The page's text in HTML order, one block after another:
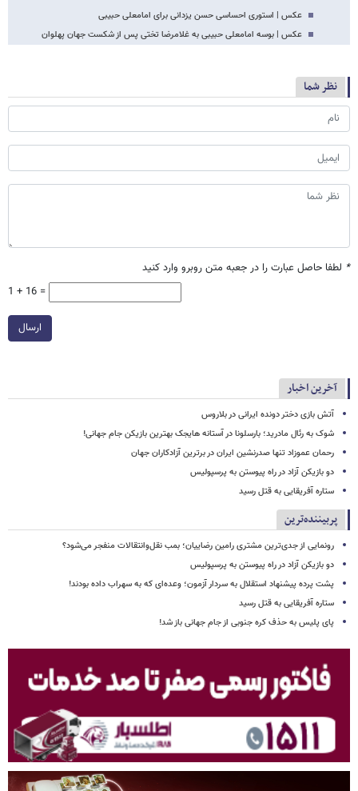
عکس | استوری احساسی حسن یزدانی برای امامعلی حبیبی
عکس | بوسه امامعلی حبیبی به غلامرضا تختی پس از شکست جهان پهلوان
نظر شما
* لطفا حاصل عبارت را در جعبه متن روبرو وارد کنید
1 + 16 =
ارسال
آخرین اخبار
آتش بازی دختر دونده ایرانی در بلاروس
شوک به رئال مادرید؛ بارسلونا در آستانه هایجک بهترین بازیکن جام جهانی!
رحمان عموزاد تنها صدرنشین ایران در برترین آزادکاران جهان
دو بازیکن آزاد در راه پیوستن به پرسپولیس
ستاره آفریقایی به قتل رسید
پربیننده‌ترین
رونمایی از جدی‌ترین مشتری رامین رضاییان؛ بمب نقل‌وانتقالات منفجر می‌شود؟
دو بازیکن آزاد در راه پیوستن به پرسپولیس
پشت پرده پیشنهاد استقلال به سردار آزمون؛ وعده‌ای که به سهراب داده بودند!
ستاره آفریقایی به قتل رسید
پای پلیس به حذف کره جنوبی از جام جهانی باز شد!